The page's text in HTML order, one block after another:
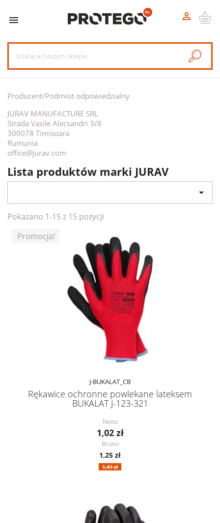
 
Producent/Podmiot odpowiedzialny
JURAV MANUFACTURE SRL
Strada Vasile Alecsandri 3/8
300078 Timisoara
Rumunia
office@jurav.com
Lista produktów marki JURAV

Pokazano 1-15 z 15 pozycji
J-BUKALAT_CB
Rękawice ochronne powlekane lateksem
BUKALAT J-123-321
Netto
1,02 zł
Brutto
1,25 zł
1,41 zł
Promocja!